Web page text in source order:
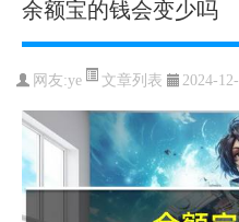
余额宝的钱会变少吗
网友:ye 文章列表 2024-